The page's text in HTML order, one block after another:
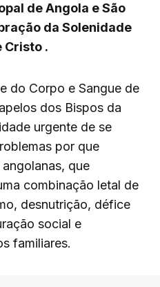
de Angola e São
da Solenidade
Cristo .
do Corpo e Sangue de
dos Bispos da
urgente de se
por que
que
combinação letal de
desnutrição, défice
social e
familiares.